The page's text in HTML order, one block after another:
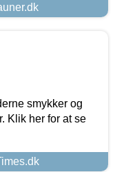
smykker og
Klik her for at se